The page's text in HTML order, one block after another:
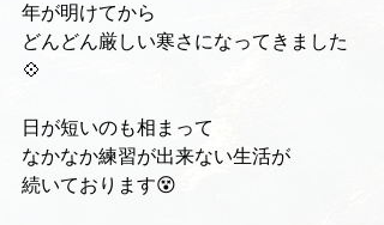
年が明けてから
どんどん厳しい寒さになってきました
💠
日が短いのも相まって
なかなか練習が出来ない生活が
続いております😵